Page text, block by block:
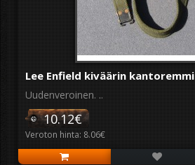
Lee Enfield kiväärin kantoremmi
Uudenveroinen. ..
10.12€
Veroton hinta: 8.06€